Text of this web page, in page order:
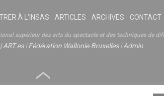
À L’INSAS ARTICLES ARCHIVES CONTACT
supérieur des arts du spectacle et des techniques de
|ART.es|Fédération Wallonie-Bruxelles|Admin